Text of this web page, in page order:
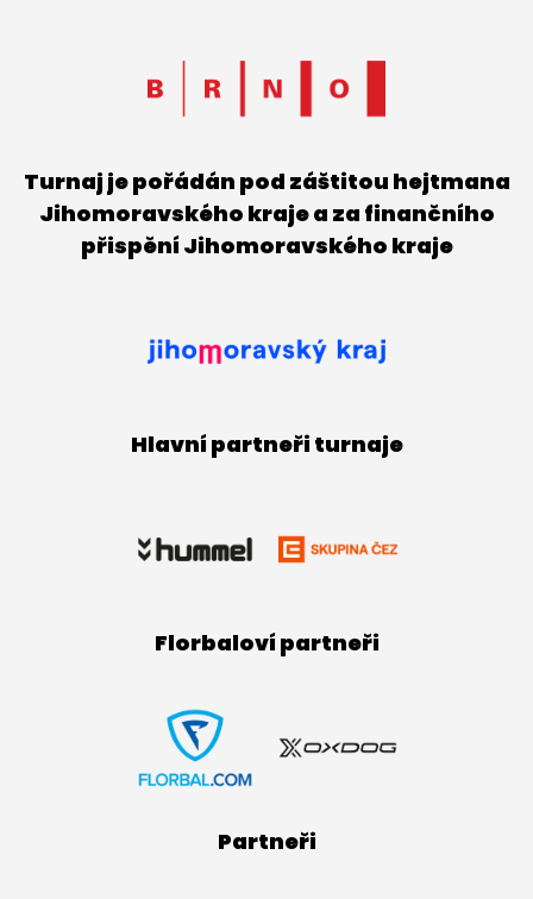
Turnaj je pořádán pod záštitou hejtmana
Jihomoravského kraje a za finančního
přispění Jihomoravského kraje
Hlavní partneři turnaje
Florbaloví partneři
Partneři